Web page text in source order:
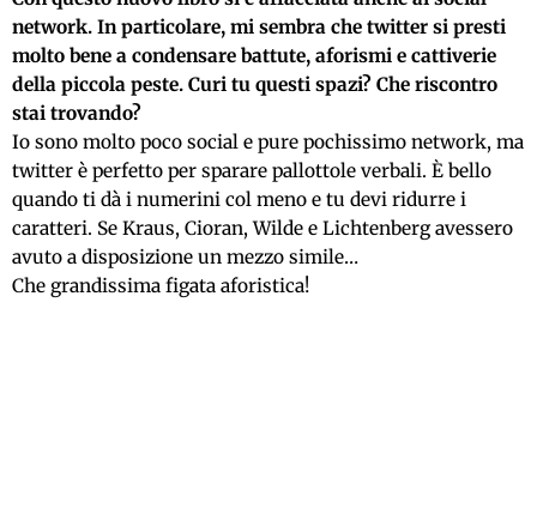
network. In particolare, mi sembra che twitter si presti
molto bene a condensare battute, aforismi e cattiverie
della piccola peste. Curi tu questi spazi? Che riscontro
stai trovando?
Io sono molto poco social e pure pochissimo network, ma
twitter è perfetto per sparare pallottole verbali. È bello
quando ti dà i numerini col meno e tu devi ridurre i
caratteri. Se Kraus, Cioran, Wilde e Lichtenberg avessero
avuto a disposizione un mezzo simile…
Che grandissima figata aforistica!